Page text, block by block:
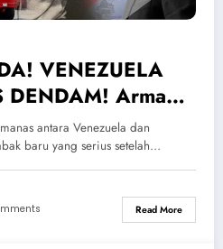
VENEZUELA
DENDAM! Armada
Ke
antara Venezuela dan
baru yang serius setelah…
Read More